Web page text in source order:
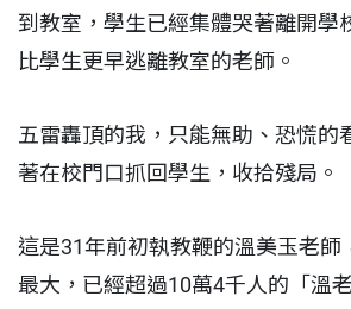
到教室，學生已經集體哭著離開學
比學生更早逃離教室的老師。
五雷轟頂的我，只能無助、恐慌的
著在校門口抓回學生，收拾殘局。
這是31年前初執教鞭的溫美玉老師
最大，已經超過10萬4千人的「溫